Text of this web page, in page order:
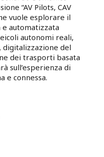
“AV Pilots, CAV
vuole esplorare il
automatizzata
autonomi reali,
del
dei trasporti basata
sull’esperienza di
e connessa.